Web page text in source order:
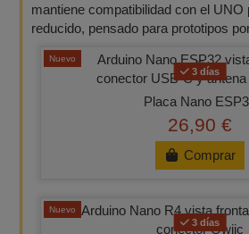
mantiene compatibilidad con el UNO
reducido, pensado para prototipos
Nuevo
3 días
Placa Nano
26,90 €
Comprar
Nuevo
3 días